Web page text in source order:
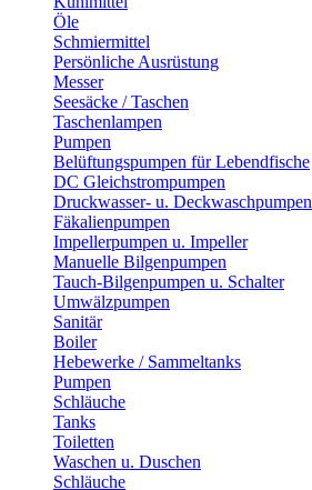
Öle
Schmiermittel
Persönliche Ausrüstung
Messer
Seesäcke / Taschen
Taschenlampen
Pumpen
Belüftungspumpen für Lebendfische
DC Gleichstrompumpen
Druckwasser- u. Deckwaschpumpen
Fäkalienpumpen
Impellerpumpen u. Impeller
Manuelle Bilgenpumpen
Tauch-Bilgenpumpen u. Schalter
Umwälzpumpen
Sanitär
Boiler
Hebewerke / Sammeltanks
Pumpen
Schläuche
Tanks
Toiletten
Waschen u. Duschen
Schläuche